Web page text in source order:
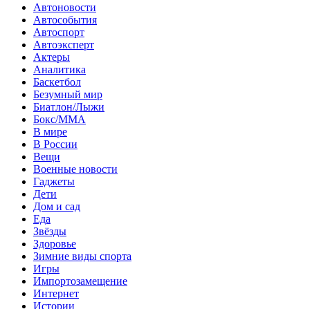
Автоновости
Автособытия
Автоспорт
Автоэксперт
Актеры
Аналитика
Баскетбол
Безумный мир
Биатлон/Лыжи
Бокс/MMA
В мире
В России
Вещи
Военные новости
Гаджеты
Дети
Дом и сад
Еда
Звёзды
Здоровье
Зимние виды спорта
Игры
Импортозамещение
Интернет
Истории